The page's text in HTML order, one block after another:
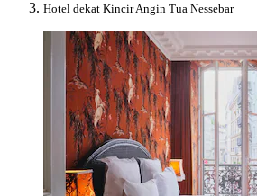
Hotel dekat Kincir Angin Tua Nessebar